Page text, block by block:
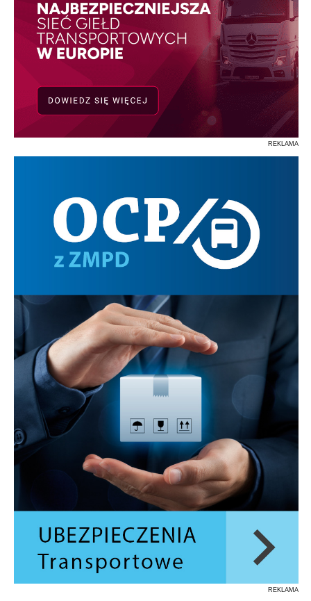
REKLAMA
REKLAMA